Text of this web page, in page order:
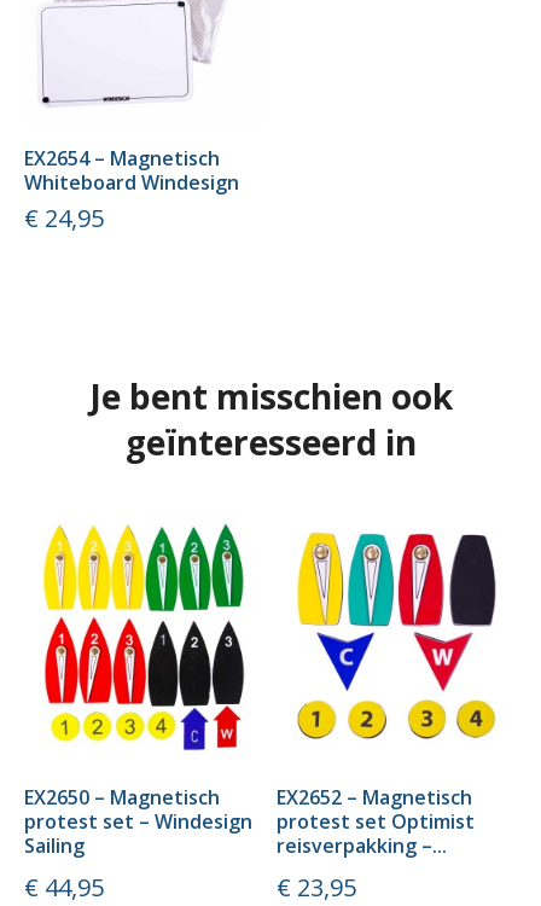
EX2654 – Magnetisch
Whiteboard Windesign
Prijs
€ 24,95
Je bent misschien ook
geïnteresseerd in
EX2650 – Magnetisch
protest set – Windesign
Sailing
Prijs
€ 44,95
EX2652 – Magnetisch
protest set Optimist
reisverpakking –...
Prijs
€ 23,95